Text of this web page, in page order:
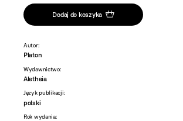
Dodaj do koszyka
Autor:
Platon
Wydawnictwo:
Aletheia
Język publikacji:
polski
Rok wydania: